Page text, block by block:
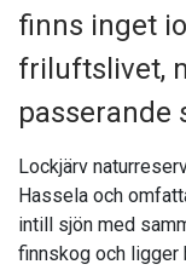
finns inget
friluftslivet,
passerande
Lockjärv
Hassela och
intill sjön med
finnskog och ligger